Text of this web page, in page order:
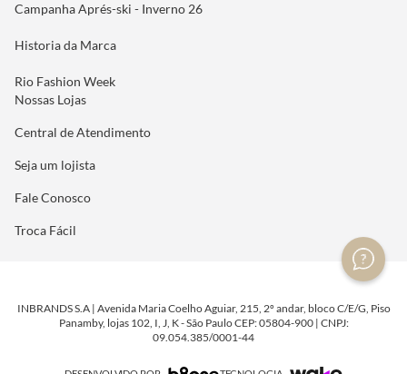
Campanha Aprés-ski - Inverno 26
Historia da Marca
Rio Fashion Week
Nossas Lojas
Central de Atendimento
Seja um lojista
Fale Conosco
Troca Fácil
INBRANDS S.A | Avenida Maria Coelho Aguiar, 215, 2º andar, bloco C/E/G, Piso
Panamby, lojas 102, I, J, K - São Paulo CEP: 05804-900 | CNPJ:
09.054.385/0001-44